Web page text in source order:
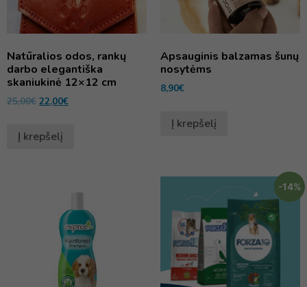
Natūralios odos, rankų
darbo elegantiška
skaniukinė 12×12 cm
25,00€ 22,00€
Į krepšelį
Apsauginis balzamas šunų
nosytėms
8,90€
Į krepšelį
-14%